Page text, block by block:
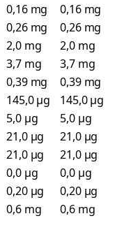
0,16 mg
0,16 mg
0,26 mg
0,26 mg
2,0 mg
2,0 mg
3,7 mg
3,7 mg
0,39 mg
0,39 mg
145,0 µg
145,0 µg
5,0 µg
5,0 µg
21,0 µg
21,0 µg
21,0 µg
21,0 µg
0,0 µg
0,0 µg
0,20 µg
0,20 µg
0,6 mg
0,6 mg